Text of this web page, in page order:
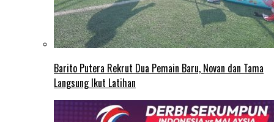
Barito Putera Rekrut Dua Pemain Baru, Novan dan Tama
Langsung Ikut Latihan